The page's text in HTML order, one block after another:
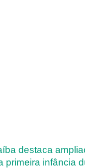
destaca
primeira infância